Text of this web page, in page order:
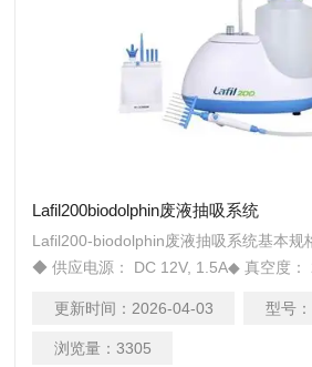
Lafil200biodolphin废液抽吸系统
Lafil200-biodolphin废液抽吸系统基本规
◆ 供应电源： DC 12V, 1.5A◆ 真空度：
液瓶: 4L PP瓶◆ 噪音值: 55 dB◆ 主机重
更新时间： 2026-04-03 型号：
浏览量： 3305